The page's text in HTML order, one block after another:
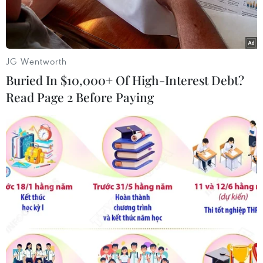
(Nguồn: AFP)
Trang mạng washingtonpost.com mới đây đăng
bài viết cho rằng Nga và Trung Quốc đang "qua
mặt" Mỹ.
Nội dung bài viết như sau:
Trong bối cảnh chính trường Mỹ bị phân cực
hơn bao giờ hết trong lịch sử hiện đại, dường
như khả năng hai đảng ở Mỹ (đảng Cộng hòa và
JG Wentworth
Buried In $10,000+ Of High-Interest Debt?
Read Page 2 Before Paying